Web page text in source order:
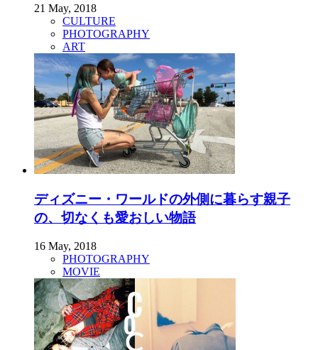
21 May, 2018
CULTURE
PHOTOGRAPHY
ART
ディズニー・ワールドの外側に暮らす親子
の、切なくも愛おしい物語
16 May, 2018
PHOTOGRAPHY
MOVIE